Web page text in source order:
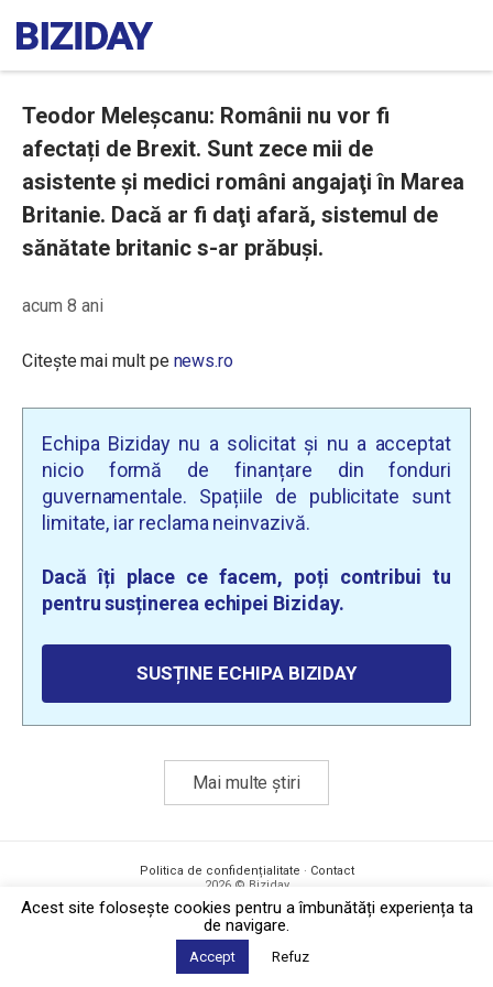
Teodor Meleşcanu: Românii nu vor fi
afectați de Brexit. Sunt zece mii de
asistente şi medici români angajaţi în Marea
Britanie. Dacă ar fi daţi afară, sistemul de
sănătate britanic s-ar prăbuşi.
acum 8 ani
Citește mai mult pe news.ro
Echipa Biziday nu a solicitat și nu a acceptat
nicio formă de finanțare din fonduri
guvernamentale. Spațiile de publicitate sunt
limitate, iar reclama neinvazivă.
Dacă îți place ce facem, poți contribui tu
pentru susținerea echipei Biziday.
SUSȚINE ECHIPA BIZIDAY
Mai multe știri
Politica de confidențialitate · Contact
2026 © Biziday
Acest site foloseşte cookies pentru a îmbunătăți experiența ta
de navigare.
Accept Refuz